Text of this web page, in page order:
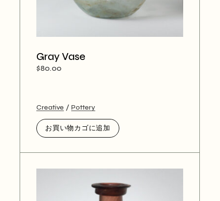
Gray Vase
$80.00
Creative Pottery
お買い物カゴに追加